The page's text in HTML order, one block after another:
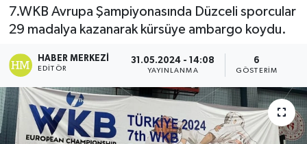
7.WKB Avrupa Şampiyonasında Düzceli sporcular
29 madalya kazanarak kürsüye ambargo koydu.
HABER MERKEZI
EDITÖR
31.05.2024 - 14:08
YAYINLANMA
6
GÖSTERIM
Video Galeri
Tüm Manşetler
Son Dakika Haberleri
Haber Arşivi